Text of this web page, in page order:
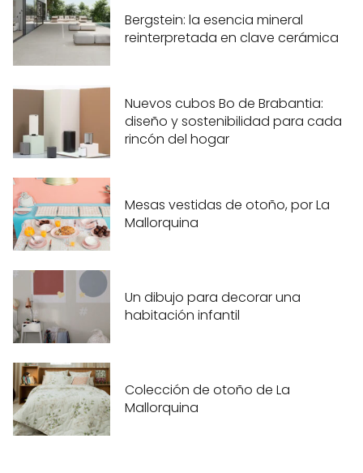
Bergstein: la esencia mineral
reinterpretada en clave cerámica
Nuevos cubos Bo de Brabantia:
diseño y sostenibilidad para cada
rincón del hogar
Mesas vestidas de otoño, por La
Mallorquina
Un dibujo para decorar una
habitación infantil
Colección de otoño de La
Mallorquina